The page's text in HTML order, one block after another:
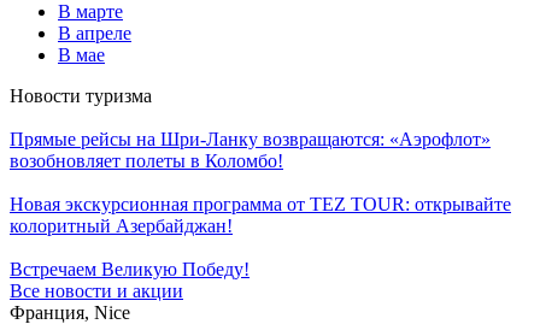
В марте
В апреле
В мае
Новости туризма
Прямые рейсы на Шри-Ланку возвращаются: «Аэрофлот»
возобновляет полеты в Коломбо!
Новая экскурсионная программа от TEZ TOUR: открывайте
колоритный Азербайджан!
Встречаем Великую Победу!
Все новости и акции
Франция, Nice